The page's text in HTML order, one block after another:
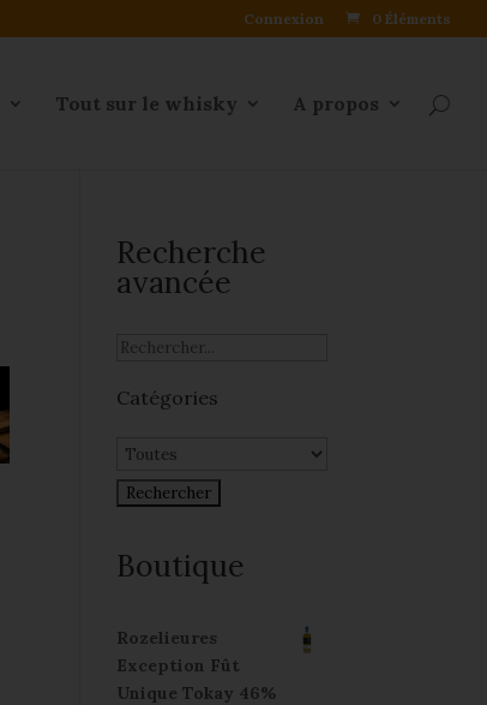
Connexion 0 Éléments
Tout sur le whisky A propos
Recherche
avancée
Catégories
Boutique
Rozelieures
Exception Fût
Unique Tokay 46%